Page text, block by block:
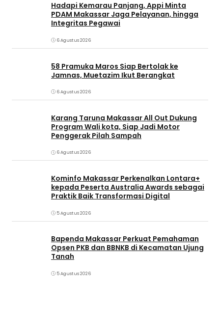
Hadapi Kemarau Panjang, Appi Minta
PDAM Makassar Jaga Pelayanan, hingga
Integritas Pegawai
6 Agustus 2026
58 Pramuka Maros Siap Bertolak ke
Jamnas, Muetazim Ikut Berangkat
6 Agustus 2026
Karang Taruna Makassar All Out Dukung
Program Wali kota, Siap Jadi Motor
Penggerak Pilah Sampah
6 Agustus 2026
Kominfo Makassar Perkenalkan Lontara+
kepada Peserta Australia Awards sebagai
Praktik Baik Transformasi Digital
5 Agustus 2026
Bapenda Makassar Perkuat Pemahaman
Opsen PKB dan BBNKB di Kecamatan Ujung
Tanah‎
5 Agustus 2026